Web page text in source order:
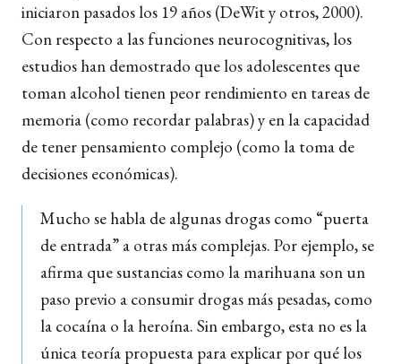
iniciaron pasados los 19 años (DeWit y otros, 2000).
Con respecto a las funciones neurocognitivas, los
estudios han demostrado que los adolescentes que
toman alcohol tienen peor rendimiento en tareas de
memoria (como recordar palabras) y en la capacidad
de tener pensamiento complejo (como la toma de
decisiones económicas).
Mucho se habla de algunas drogas como “puerta
de entrada” a otras más complejas. Por ejemplo, se
afirma que sustancias como la marihuana son un
paso previo a consumir drogas más pesadas, como
la cocaína o la heroína. Sin embargo, esta no es la
única teoría propuesta para explicar por qué los